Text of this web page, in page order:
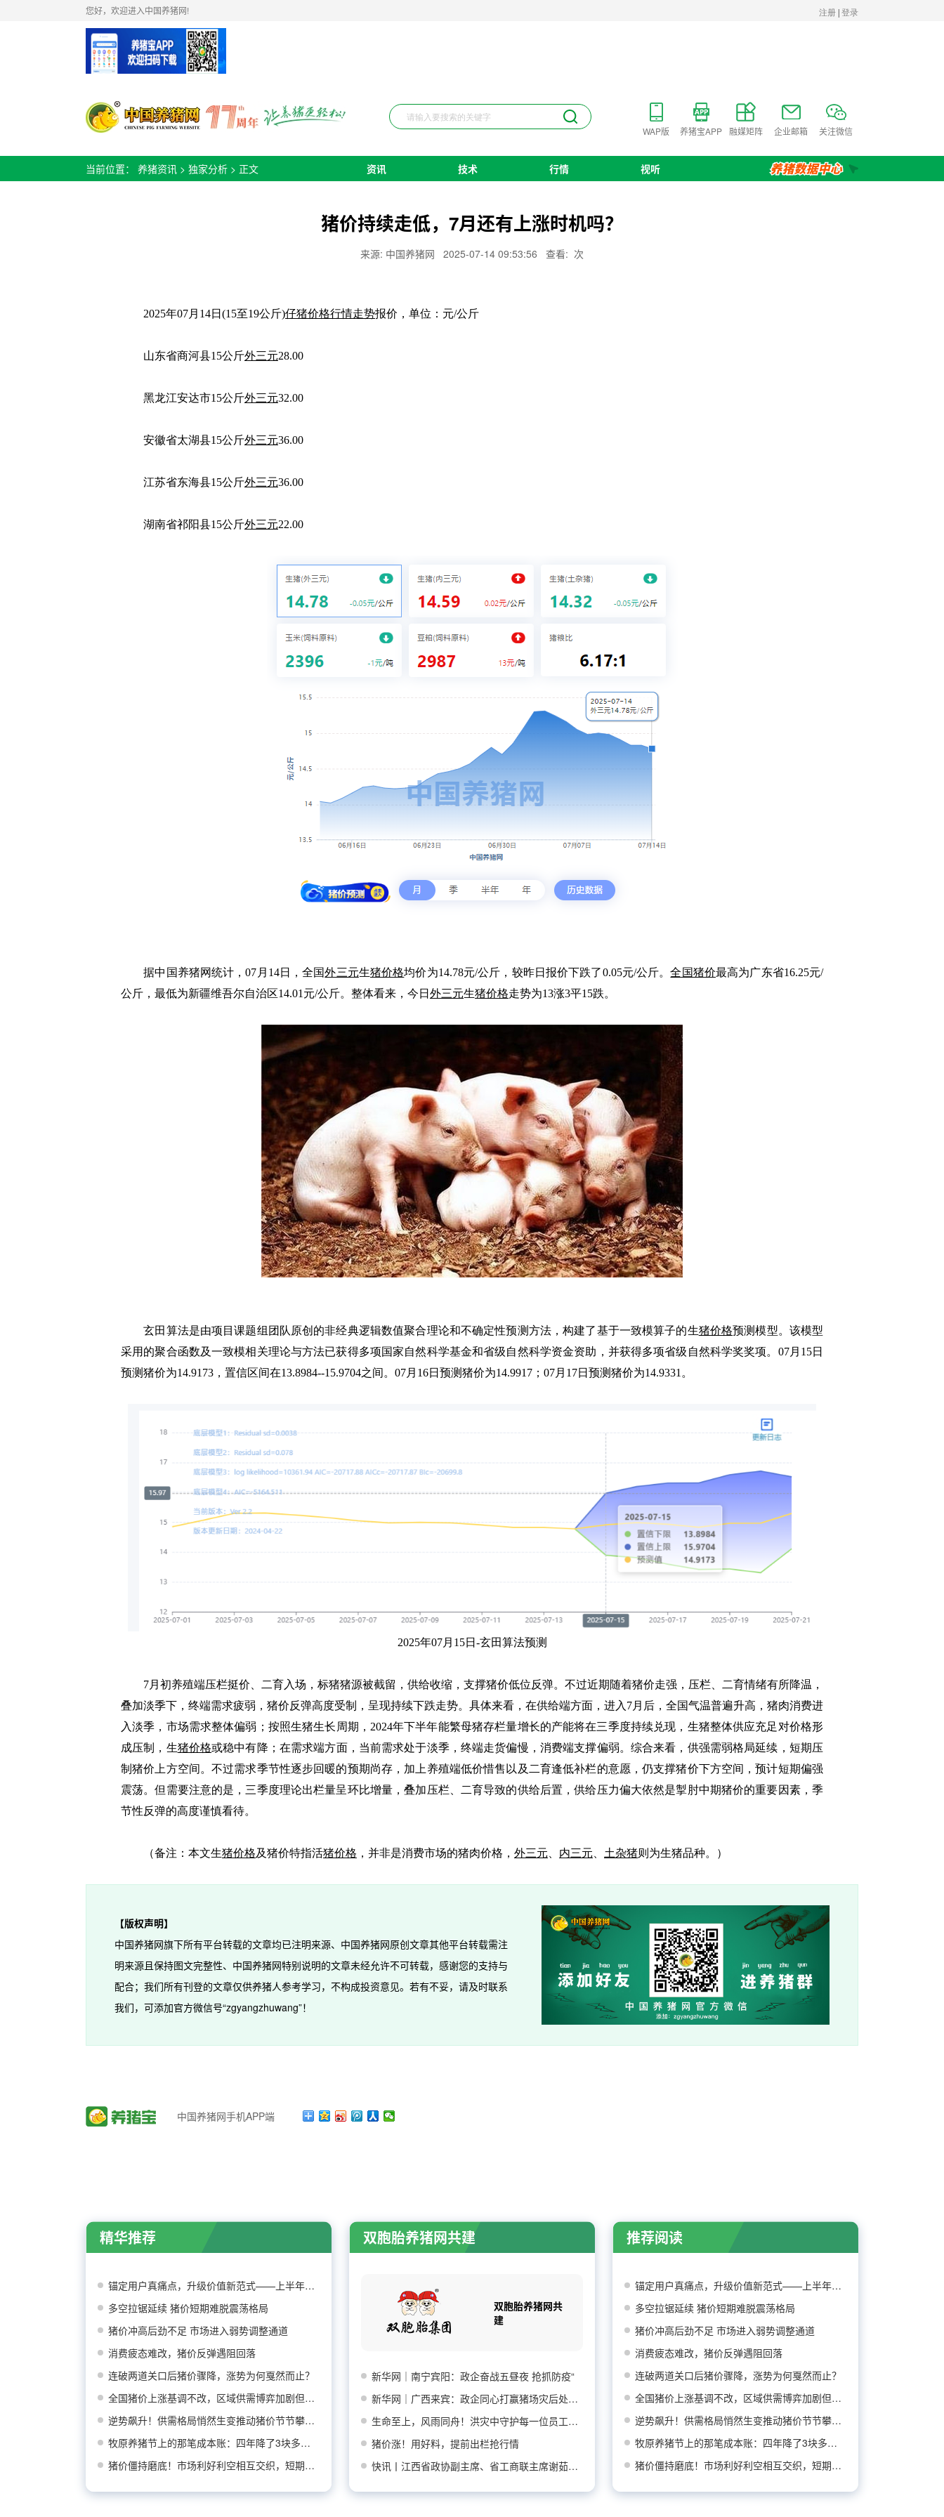
您好，欢迎进入中国养猪网!
WAP版 养猪宝APP 融媒矩阵 企业邮箱 关注微信
当前位置： 养猪资讯 > 独家分析 > 正文 资讯 技术 行情 视听
猪价持续走低，7月还有上涨时机吗？
来源: 中国养猪网 2025-07-14 09:53:56 查看: 次
2025年07月14日(15至19公斤)仔猪价格行情走势报价，单位：元/公斤
山东省商河县15公斤外三元28.00
黑龙江安达市15公斤外三元32.00
安徽省太湖县15公斤外三元36.00
江苏省东海县15公斤外三元36.00
湖南省祁阳县15公斤外三元22.00
据中国养猪网统计，07月14日，全国外三元生猪价格均价为14.78元/公斤，较昨日报价下跌了0.05元/公斤。全国猪价最高为广东省16.25元/
公斤，最低为新疆维吾尔自治区14.01元/公斤。整体看来，今日 外三元生猪价格走势为13涨3平15跌。
玄田算法是由项目课题组团队原创的非经典逻辑数值聚合理论和不确定性预测方法，构建了基于一致模算子的生猪价格预测模型。该模型
采用的聚合函数及一致模相关理论与方法已获得多项国家自然科学基金和省级自然科学资金资助，并获得多项省级自然科学奖奖项。07月15日
预测猪价为14.9173，置信区间在13.8984--15.9704之间。07月16日预测猪价为14.9917；07月17日预测猪价为14.9331。
2025年07月15日-玄田算法预测
7月初养殖端压栏挺价、二育入场，标猪猪源被截留，供给收缩，支撑猪价低位反弹。不过近期随着猪价走强，压栏、二育情绪有所降温，
叠加淡季下，终端需求疲弱，猪价反弹高度受制，呈现持续下跌走势。具体来看，在供给端方面，进入7月后，全国气温普遍升高，猪肉消费进
入淡季，市场需求整体偏弱；按照生猪生长周期，2024年下半年能繁母猪存栏量增长的产能将在三季度持续兑现，生猪整体供应充足对价格形
成压制，生猪价格或稳中有降；在需求端方面，当前需求处于淡季，终端走货偏慢，消费端支撑偏弱。综合来看，供强需弱格局延续，短期压
制猪价上方空间。不过需求季节性逐步回暖的预期尚存，加上养殖端低价惜售以及二育逢低补栏的意愿，仍支撑猪价下方空间，预计短期偏强
震荡。但需要注意的是，三季度理论出栏量呈环比增量，叠加压栏、二育导致的供给后置，供给压力偏大依然是掣肘中期猪价的重要因素，季
节性反弹的高度谨慎看待。
（备注：本文生猪价格及猪价特指活猪价格 ，并非是消费市场的猪肉价格， 外三元 内三元 土杂猪则为生猪品种。）
【版权声明】
中国养猪网旗下所有平台转载的文章均已注明来源、中国养猪网原创文章其他平台转载需注
明来源且保持图文完整性、中国养猪网特别说明的文章未经允许不可转载，感谢您的支持与
配合；我们所有刊登的文章仅供养猪人参考学习，不构成投资意见。若有不妥，请及时联系
我们，可添加官方微信号“zgyangzhuwang”！
中国养猪网手机APP端
精华推荐
锚定用户真痛点，升级价值新范式——上半年增量
多空拉锯延续 猪价短期难脱震荡格局
猪价冲高后劲不足 市场进入弱势调整通道
消费疲态难改，猪价反弹遇阻回落
连破两道关口后猪价骤降，涨势为何戛然而止？
全国猪价上涨基调不改，区域供需博弈加剧但看涨
逆势飙升！供需格局悄然生变推动猪价节节攀升！
牧原养猪节上的那笔成本账：四年降了3块多，还
猪价僵持磨底！市场利好利空相互交织，短期涨跌
双胞胎养猪网共建
双胞胎养猪网共
建
新华网｜南宁宾阳：政企奋战五昼夜 抢抓防疫“
新华网｜广西来宾：政企同心打赢猪场灾后处置防
生命至上，风雨同舟！洪灾中守护每一位员工平安
猪价涨！用好料，提前出栏抢行情
快讯丨江西省政协副主席、省工商联主席谢茹莅临
推荐阅读
锚定用户真痛点，升级价值新范式——上半年增量
多空拉锯延续 猪价短期难脱震荡格局
猪价冲高后劲不足 市场进入弱势调整通道
消费疲态难改，猪价反弹遇阻回落
连破两道关口后猪价骤降，涨势为何戛然而止？
全国猪价上涨基调不改，区域供需博弈加剧但看涨
逆势飙升！供需格局悄然生变推动猪价节节攀升！
牧原养猪节上的那笔成本账：四年降了3块多，还
猪价僵持磨底！市场利好利空相互交织，短期涨跌